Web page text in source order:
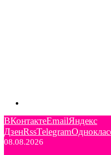
ВКонтактеEmailЯндекс
ДзенRssTelegram
08.08.2026